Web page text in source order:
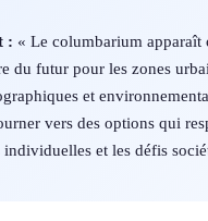
: « Le columbarium apparaît
du futur pour les zones
et
vers des options qui
et les défis